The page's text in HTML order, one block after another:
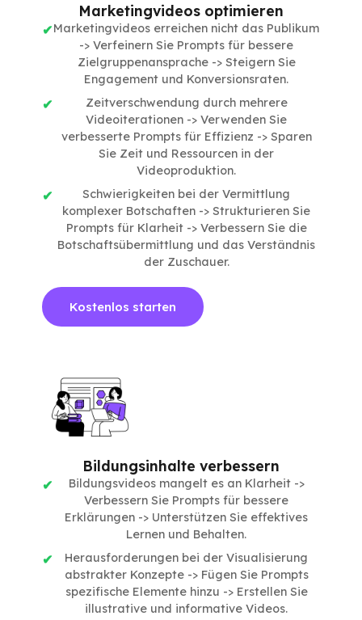
Marketingvideos optimieren
Marketingvideos erreichen nicht das Publikum
-> Verfeinern Sie Prompts für bessere
Zielgruppenansprache -> Steigern Sie
Engagement und Konversionsraten.
Zeitverschwendung durch mehrere
Videoiterationen -> Verwenden Sie
verbesserte Prompts für Effizienz -> Sparen
Sie Zeit und Ressourcen in der
Videoproduktion.
Schwierigkeiten bei der Vermittlung
komplexer Botschaften -> Strukturieren Sie
Prompts für Klarheit -> Verbessern Sie die
Botschaftsübermittlung und das Verständnis
der Zuschauer.
Kostenlos starten
Bildungsinhalte verbessern
Bildungsvideos mangelt es an Klarheit ->
Verbessern Sie Prompts für bessere
Erklärungen -> Unterstützen Sie effektives
Lernen und Behalten.
Herausforderungen bei der Visualisierung
abstrakter Konzepte -> Fügen Sie Prompts
spezifische Elemente hinzu -> Erstellen Sie
illustrative und informative Videos.